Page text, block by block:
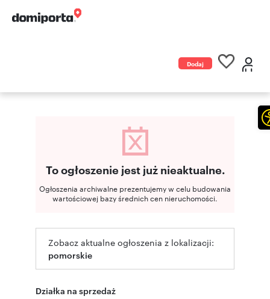
Dodaj
To ogłoszenie jest już nieaktualne.
Ogłoszenia archiwalne prezentujemy w celu budowania
wartościowej bazy średnich cen nieruchomości.
Zobacz aktualne ogłoszenia z lokalizacji:
pomorskie
Działka na sprzedaż